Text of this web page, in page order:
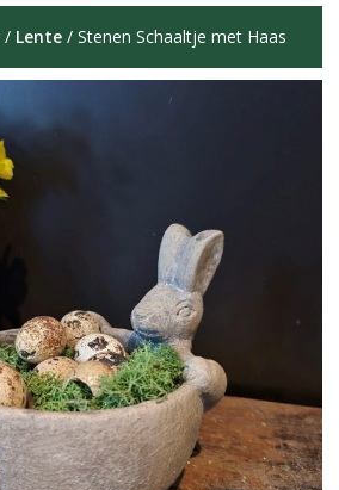
/ Lente/ Stenen Schaaltje met Haas